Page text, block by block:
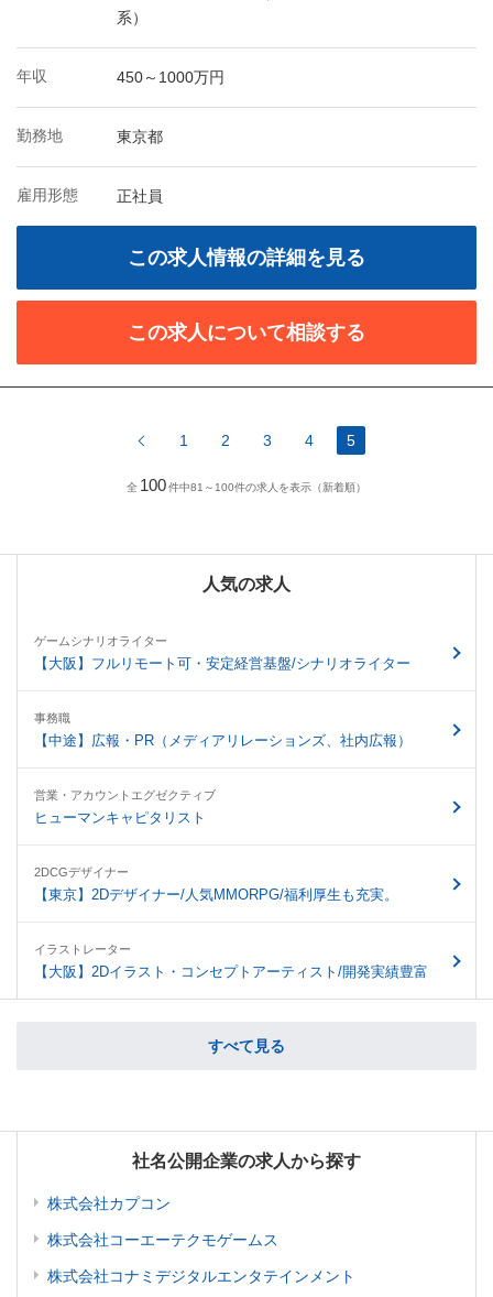
系）
年収 450～1000万円
勤務地 東京都
雇用形態 正社員
この求人情報の詳細を見る
この求人について相談する
1 2 3 4 5
全 100件中81～100件の求人を表示（新着順）
人気の求人
ゲームシナリオライター
【大阪】フルリモート可・安定経営基盤/シナリオライター
事務職
【中途】広報・PR（メディアリレーションズ、社内広報）
営業・アカウントエグゼクティブ
ヒューマンキャピタリスト
2DCGデザイナー
【東京】2Dデザイナー/人気MMORPG/福利厚生も充実。
イラストレーター
【大阪】2Dイラスト・コンセプトアーティスト/開発実績豊富
すべて見る
社名公開企業の求人から探す
株式会社カプコン
株式会社コーエーテクモゲームス
株式会社コナミデジタルエンタテインメント